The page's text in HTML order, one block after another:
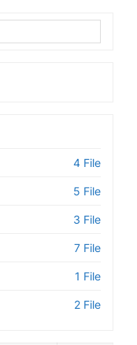
4 File
5 File
3 File
7 File
1 File
2 File